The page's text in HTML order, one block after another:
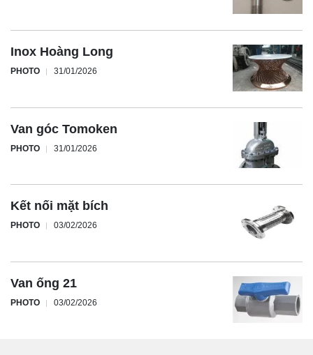
Inox Hoàng Long
PHOTO 31/01/2026
Van góc Tomoken
PHOTO 31/01/2026
Kết nối mặt bích
PHOTO 03/02/2026
Van ống 21
PHOTO 03/02/2026